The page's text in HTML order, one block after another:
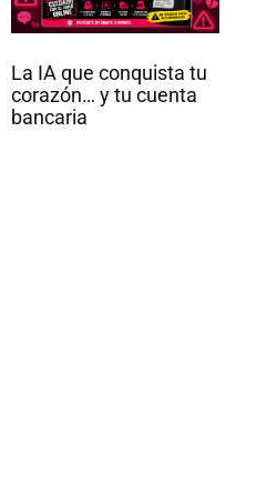
La IA que conquista tu
corazón… y tu cuenta
bancaria